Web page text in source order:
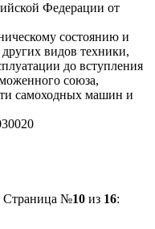
Федерации от
состоянию и
видов техники,
до вступления
союза,
самоходных машин и
Страница №10из 16: